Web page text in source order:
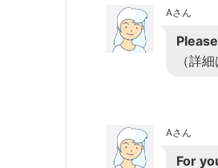
Aさん
（詳
Aさん
For